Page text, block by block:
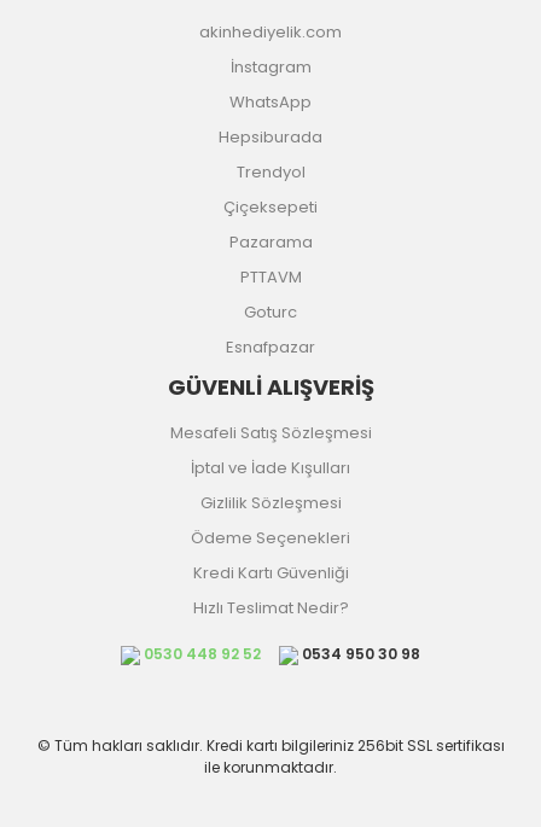
akinhediyelik.com
İnstagram
WhatsApp
Hepsiburada
Trendyol
Çiçeksepeti
Pazarama
PTTAVM
Goturc
Esnafpazar
GÜVENLİ ALIŞVERİŞ
Mesafeli Satış Sözleşmesi
İptal ve İade Kışulları
Gizlilik Sözleşmesi
Ödeme Seçenekleri
Kredi Kartı Güvenliği
Hızlı Teslimat Nedir?
0530 448 92 52 0534 950 30 98
© Tüm hakları saklıdır. Kredi kartı bilgileriniz 256bit SSL sertifikası
ile korunmaktadır.